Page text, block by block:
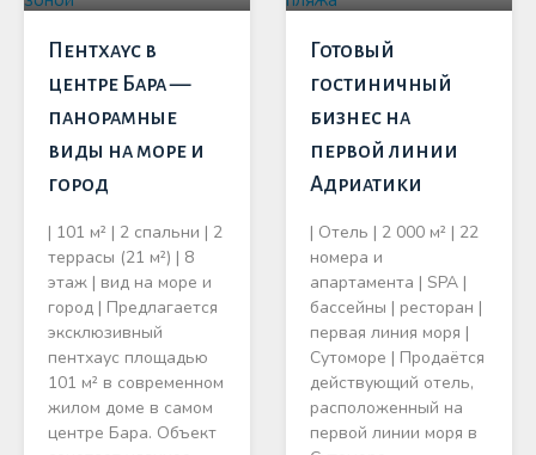
Пентхаус в
центре Бара —
панорамные
виды на море и
город
| 101 м² | 2 спальни | 2
террасы (21 м²) | 8
этаж | вид на море и
город | Предлагается
эксклюзивный
пентхаус площадью
101 м² в современном
жилом доме в самом
центре Бара. Объект
Готовый
гостиничный
бизнес на
первой линии
Адриатики
| Отель | 2 000 м² | 22
номера и
апартамента | SPA |
бассейны | ресторан |
первая линия моря |
Сутоморе | Продаётся
действующий отель,
расположенный на
первой линии моря в